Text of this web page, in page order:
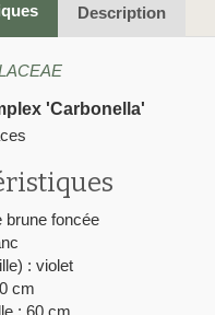
Description
'Carbonella'
brune foncée
: violet
cm